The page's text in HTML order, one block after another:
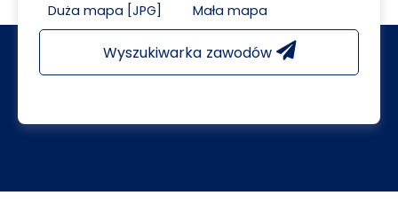
Duża mapa [JPG] Mała mapa
Wyszukiwarka zawodów